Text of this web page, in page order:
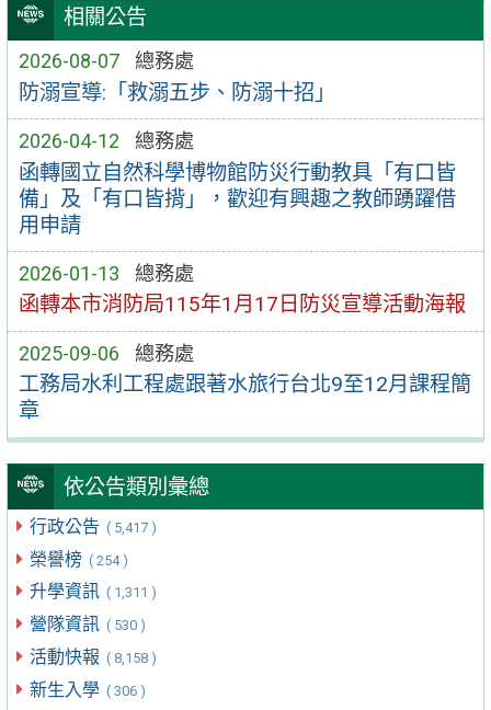
相關公告
2026-08-07 總務處
防溺宣導:「救溺五步、防溺十招」
2026-04-12 總務處
函轉國立自然科學博物館防災行動教具「有口皆
備」及「有口皆揹」，歡迎有興趣之教師踴躍借
用申請
2026-01-13 總務處
函轉本市消防局115年1月17日防災宣導活動海報
2025-09-06 總務處
工務局水利工程處跟著水旅行台北9至12月課程簡
章
依公告類別彙總
行政公告 ( 5,417 )
榮譽榜 ( 254 )
升學資訊 ( 1,311 )
營隊資訊 ( 530 )
活動快報 ( 8,158 )
新生入學 ( 306 )